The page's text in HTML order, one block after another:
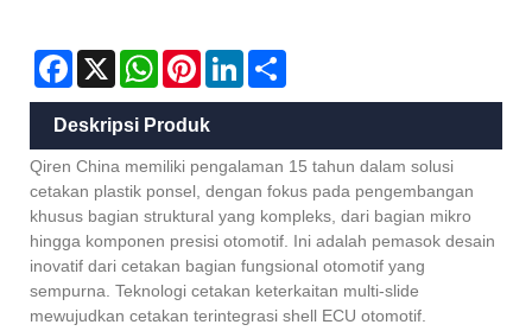
Facebook
X WhatsAppPinterestLinkedIn
Deskripsi Produk
Qiren China memiliki pengalaman 15 tahun dalam solusi
cetakan plastik ponsel, dengan fokus pada pengembangan
khusus bagian struktural yang kompleks, dari bagian mikro
hingga komponen presisi otomotif. Ini adalah pemasok desain
inovatif dari cetakan bagian fungsional otomotif yang
sempurna. Teknologi cetakan keterkaitan multi-slide
mewujudkan cetakan terintegrasi shell ECU otomotif.